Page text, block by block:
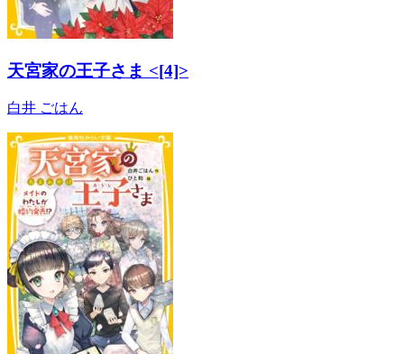
天宮家の王子さま <[4]>
白井 ごはん